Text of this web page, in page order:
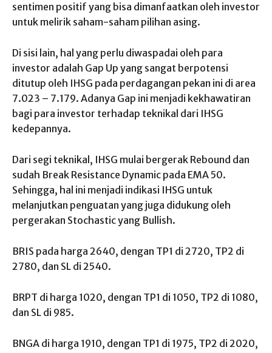
sentimen positif yang bisa dimanfaatkan oleh investor
untuk melirik saham-saham pilihan asing.
Di sisi lain, hal yang perlu diwaspadai oleh para
investor adalah Gap Up yang sangat berpotensi
ditutup oleh IHSG pada perdagangan pekan ini di area
7.023 – 7.179. Adanya Gap ini menjadi kekhawatiran
bagi para investor terhadap teknikal dari IHSG
kedepannya.
Dari segi teknikal, IHSG mulai bergerak Rebound dan
sudah Break Resistance Dynamic pada EMA 50.
Sehingga, hal ini menjadi indikasi IHSG untuk
melanjutkan penguatan yang juga didukung oleh
pergerakan Stochastic yang Bullish.
BRIS pada harga 2640, dengan TP1 di 2720, TP2 di
2780, dan SL di 2540.
BRPT di harga 1020, dengan TP1 di 1050, TP2 di 1080,
dan SL di 985.
BNGA di harga 1910, dengan TP1 di 1975, TP2 di 2020,